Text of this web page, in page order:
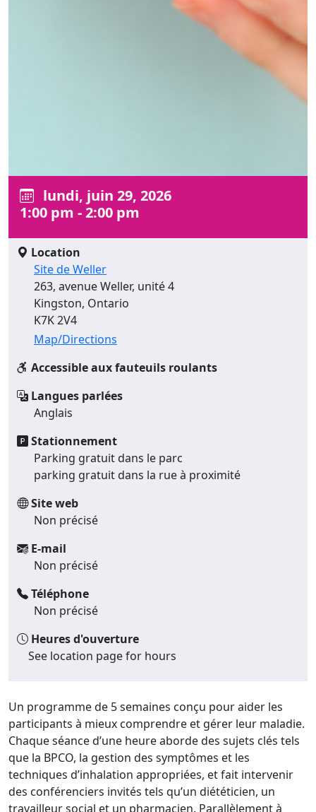
lundi, juin 29, 2026
1:00 pm - 2:00 pm
Location
Site de Weller
263, avenue Weller, unité 4
Kingston, Ontario
K7K 2V4
Map/Directions
Accessible aux fauteuils roulants
Langues parlées
Anglais
Stationnement
Parking gratuit dans le parc
parking gratuit dans la rue à proximité
Site web
Non précisé
E-mail
Non précisé
Téléphone
Non précisé
Heures d'ouverture
See location page for hours
Un programme de 5 semaines conçu pour aider les
participants à mieux comprendre et gérer leur maladie.
Chaque séance d’une heure aborde des sujets clés tels
que la BPCO, la gestion des symptômes et les
techniques d’inhalation appropriées, et fait intervenir
des conférenciers invités tels qu’un diététicien, un
travailleur social et un pharmacien. Parallèlement à